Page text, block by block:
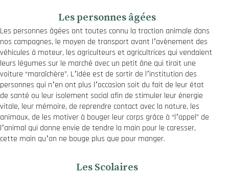
Les personnes âgées
Les personnes âgées ont toutes connu la traction animale dans
nos campagnes, le moyen de transport avant lʼavènement des
véhicules à moteur, les agriculteurs et agricultrices qui vendaient
leurs légumes sur le marché avec un petit âne qui tirait une
voiture “maraîchère”. Lʼidée est de sortir de lʼinstitution des
personnes qui nʼen ont plus lʼoccasion soit du fait de leur état
de santé ou leur isolement social afin de stimuler leur énergie
vitale, leur mémoire, de reprendre contact avec la nature, les
animaux, de les motiver à bouger leur corps grâce à “lʼappel” de
lʼanimal qui donne envie de tendre la main pour le caresser,
cette main quʼon ne bouge plus que pour manger.
Les Scolaires